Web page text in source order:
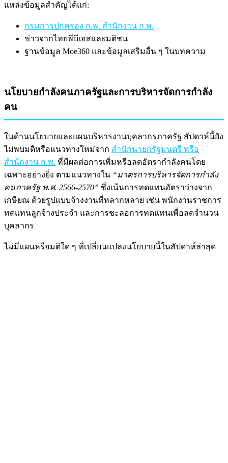
แหล่งข้อมูลสำคัญได้แก่:
กรมการปกครอง ก.พ. สำนักงาน ก.พ.
ข่าวจากไทยพีบีเอสและมติชน
ฐานข้อมูล Moe360 และข้อมูลเสริมอื่น ๆ ในบทความ
นโยบายกำลังคนภาครัฐและการบริหารจัดการกำลัง
คน
ในด้านนโยบายและแผนบริหารงานบุคลากรภาครัฐ สัปดาห์นี้ยัง
ไม่พบมติหรือแนวทางใหม่จาก สำนักนายกรัฐมนตรี หรือ
สำนักงาน ก.พ. ที่มีผลต่อการเพิ่มหรือลดอัตรากำลังคนโดย
เฉพาะอย่างยิ่ง ตามแนวทางใน “มาตรการบริหารจัดการกำลัง
คนภาครัฐ พ.ศ. 2566-2570” ซึ่งเน้นการทดแทนอัตราว่างจาก
เกษียณ ด้วยรูปแบบจ้างงานที่หลากหลาย เช่น พนักงานราชการ
ทดแทนลูกจ้างประจำ และการชะลอการทดแทนเพื่อลดจำนวน
บุคลากร
ไม่มีแผนหรือมติใด ๆ ที่เปลี่ยนแปลงนโยบายนี้ในสัปดาห์ล่าสุด